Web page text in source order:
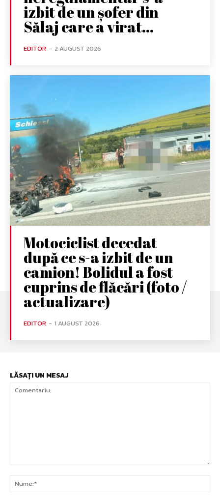
izbit de un șofer din
Sălaj care a virat...
EDITOR - 2 AUGUST 2026
Motociclist decedat
după ce s-a izbit de un
camion! Bolidul a fost
cuprins de flăcări (foto /
actualizare)
EDITOR - 1 AUGUST 2026
LĂSAȚI UN MESAJ